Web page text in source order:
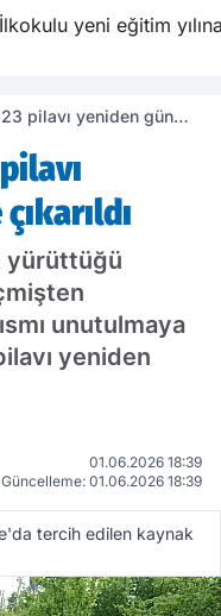
yeni eğitim yılına
23 pilavı yeniden gün
yürüttüğü
unutulmaya
yeniden
01.06.2026 18:39
Güncelleme: 01.06.2026 18:39
tercih edilen kaynak